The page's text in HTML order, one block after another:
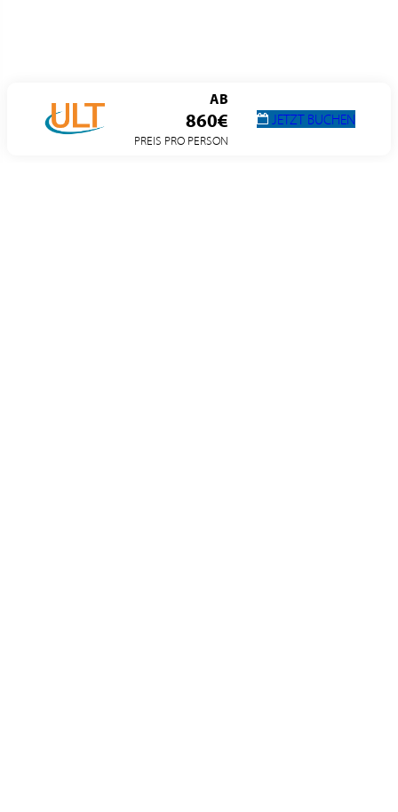
AB
860€
PREIS PRO PERSON
JETZT BUCHEN